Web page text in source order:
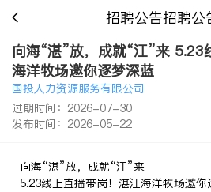
招聘公告招聘公
向海“湛”放，成就“江”来 5.23
海洋牧场邀你逐梦深蓝
国投人力资源服务有限公司
过期时间：2026-07-30
发布时间：2026-05-22
向海“湛”放，成就“江”来
5.23线上直播带岗！湛江海洋牧场邀你